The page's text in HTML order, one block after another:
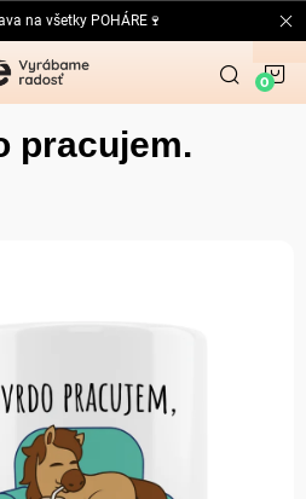
na všetky POHÁRE🍷
pracujem.